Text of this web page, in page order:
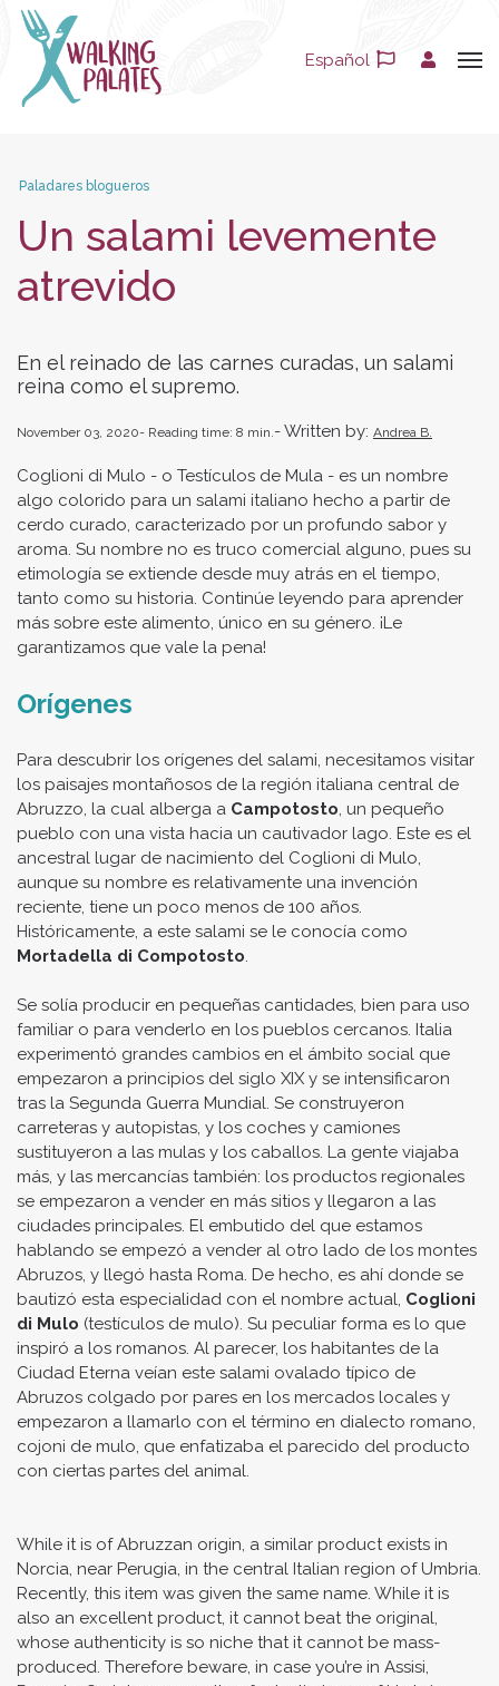
Español
Paladares blogueros
Un salami levemente
atrevido
En el reinado de las carnes curadas, un salami
reina como el supremo.
November 03, 2020 Reading time: 8 min. Written by: Andrea B.
Coglioni di Mulo - o Testículos de Mula - es un nombre
algo colorido para un salami italiano hecho a partir de
cerdo curado, caracterizado por un profundo sabor y
aroma. Su nombre no es truco comercial alguno, pues su
etimología se extiende desde muy atrás en el tiempo,
tanto como su historia. Continúe leyendo para aprender
más sobre este alimento, único en su género. ¡Le
garantizamos que vale la pena!
Orígenes
Para descubrir los orígenes del salami, necesitamos visitar
los paisajes montañosos de la región italiana central de
Abruzzo, la cual alberga a Campotosto, un pequeño
pueblo con una vista hacia un cautivador lago. Este es el
ancestral lugar de nacimiento del Coglioni di Mulo,
aunque su nombre es relativamente una invención
reciente, tiene un poco menos de 100 años.
Históricamente, a este salami se le conocía como
Mortadella di Compotosto.
Se solía producir en pequeñas cantidades, bien para uso
familiar o para venderlo en los pueblos cercanos. Italia
experimentó grandes cambios en el ámbito social que
empezaron a principios del siglo XIX y se intensificaron
tras la Segunda Guerra Mundial. Se construyeron
carreteras y autopistas, y los coches y camiones
sustituyeron a las mulas y los caballos. La gente viajaba
más, y las mercancías también: los productos regionales
se empezaron a vender en más sitios y llegaron a las
ciudades principales. El embutido del que estamos
hablando se empezó a vender al otro lado de los montes
Abruzos, y llegó hasta Roma. De hecho, es ahí donde se
bautizó esta especialidad con el nombre actual, Coglioni
di Mulo (testículos de mulo). Su peculiar forma es lo que
inspiró a los romanos. Al parecer, los habitantes de la
Ciudad Eterna veían este salami ovalado típico de
Abruzos colgado por pares en los mercados locales y
empezaron a llamarlo con el término en dialecto romano,
cojoni de mulo, que enfatizaba el parecido del producto
con ciertas partes del animal.
While it is of Abruzzan origin, a similar product exists in
Norcia, near Perugia, in the central Italian region of Umbria.
Recently, this item was given the same name. While it is
also an excellent product, it cannot beat the original,
whose authenticity is so niche that it cannot be mass-
produced. Therefore beware, in case you’re in Assisi,